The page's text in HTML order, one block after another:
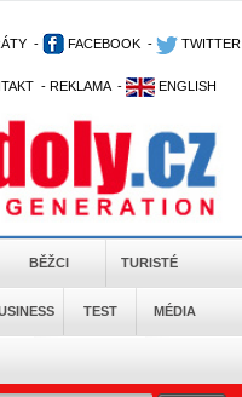
- FACEBOOK - TWITTER
- REKLAMA - ENGLISH
BĚŽCI TURISTÉ
TEST MÉDIA